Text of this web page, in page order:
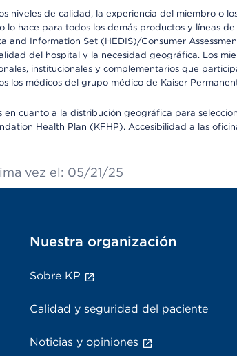
niveles de calidad, la experiencia del miembro o
lo hace para todos los demás productos y líneas
and Information Set (HEDIS)/Consumer
del hospital y la necesidad geográfica. Los
institucionales y complementarios que
los médicos del grupo médico de Kaiser
en cuanto a la distribución geográfica para
Health Plan (KFHP). Accesibilidad a las
vez el: 05/21/25
Nuestra organización
Sobre KP
Calidad y seguridad del paciente
Noticias y opiniones